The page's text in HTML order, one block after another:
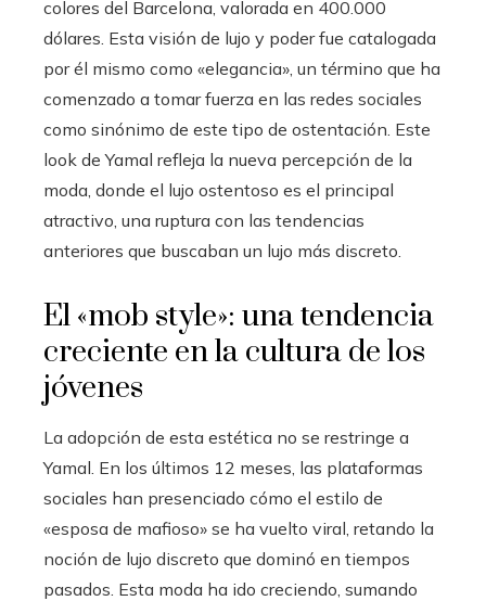
colores del Barcelona, valorada en 400.000
dólares. Esta visión de lujo y poder fue catalogada
por él mismo como «elegancia», un término que ha
comenzado a tomar fuerza en las redes sociales
como sinónimo de este tipo de ostentación. Este
look de Yamal refleja la nueva percepción de la
moda, donde el lujo ostentoso es el principal
atractivo, una ruptura con las tendencias
anteriores que buscaban un lujo más discreto.
El «mob style»: una tendencia
creciente en la cultura de los
jóvenes
La adopción de esta estética no se restringe a
Yamal. En los últimos 12 meses, las plataformas
sociales han presenciado cómo el estilo de
«esposa de mafioso» se ha vuelto viral, retando la
noción de lujo discreto que dominó en tiempos
pasados. Esta moda ha ido creciendo, sumando